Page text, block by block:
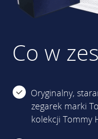
Co w
Oryginalny,
zegarek marki
kolekcji Tommy